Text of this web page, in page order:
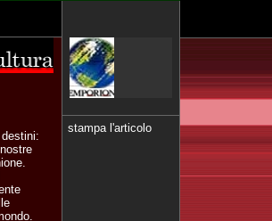
stampa l'articolo